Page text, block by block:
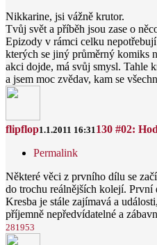
Nikkarine, jsi vážně krutor.
Tvůj svět a příběh jsou zase o
Epizody v rámci celku
kterých se jiný průměrný komiks
akci dojde, má svůj smysl. Tahle
a jsem moc zvědav, kam se
flipflop1.1.2011 16:31130 #02:
Permalink
Některé věci z prvního dílu se
do trochu reálnějších kolejí.
Kresba je stále zajímavá a
příjemně nepředvídatelné a
281953